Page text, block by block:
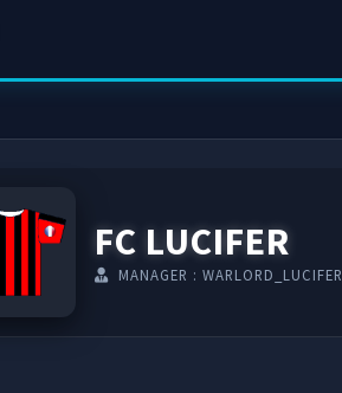
FC LUCIFER
MANAGER : WARLORD_LUCIFER